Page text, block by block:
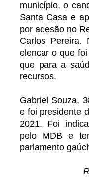
município, o
Santa Casa e
por adesão no
Carlos Pereira.
elencar o que
que para a
recursos.
Gabriel Souza,
e foi presidente
2021. Foi
pelo MDB e
parlamento